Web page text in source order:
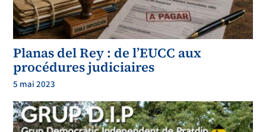
-
15.000 €
Planas del Rey : de l’EUCC aux
procédures judiciaires
5 mai 2023